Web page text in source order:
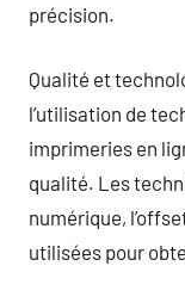
précision.
Qualité et
l’utilisation de
imprimeries en
qualité. Les
numérique,
utilisées pour